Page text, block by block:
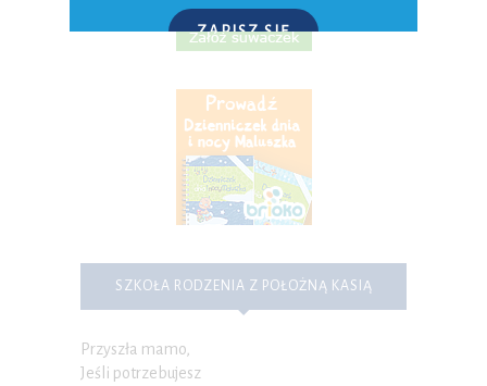
SZKOŁA RODZENIA Z POŁOŻNĄ KASIĄ
Przyszła mamo,
Jeśli potrzebujesz
ZAPISZ SIĘ